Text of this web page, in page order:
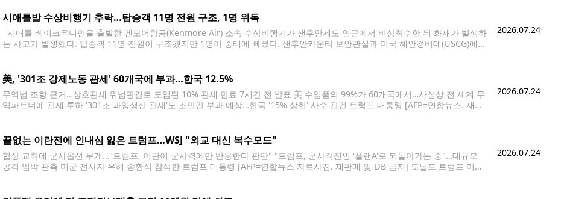
시애틀발 수상비행기 추락…탑승객 11명 전원 구조, 1명 위독
시애틀 레이크유니언을 출발한 켄모어항공(Kenmore Air) 소속 수상비행기가 샌후안제도 인근에서 비상착수한 뒤 화재가 발생하
는 사고가 발생했다. 탑승객 11명 전원이 구조됐지만 1명이 중태에 빠졌다. 샌후안카운티 보안관실과 미국 해안경비대(USCG)에
2026.07.24
美, '301조 강제노동 관세' 60개국에 부과…한국 12.5%
무역법 조항 근거…상호관세 위법판결로 도입된 10% 관세 만료 7시간 전 발표 美 수입품의 99%가 60개국에서…사실상 전 세계 무
역파트너에 관세 투하 '301조 과잉생산 관세'도 조만간 부과 예상…한국 '15% 상한' 사수 관건 트럼프 대통령 [AFP=연합뉴스. 재판
2026.07.24
끝없는 이란전에 인내심 잃은 트럼프…WSJ "외교 대신 복수모드"
협상 교착에 군사옵션 무게…"트럼프, 이란이 군사력에만 반응한다 판단" "트럼프, 군사작전인 '플랜A'로 되돌아가는 중"…대규모
공격 임박 관측 미군 전사자 유해 송환식 참석한 트럼프 대통령 [AFP=연합뉴스 자료사진. 재판매 및 DB 금지] 도널드 트럼프 미국
2026.07.24